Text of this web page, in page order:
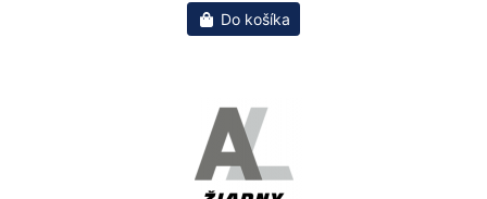
Do košíka